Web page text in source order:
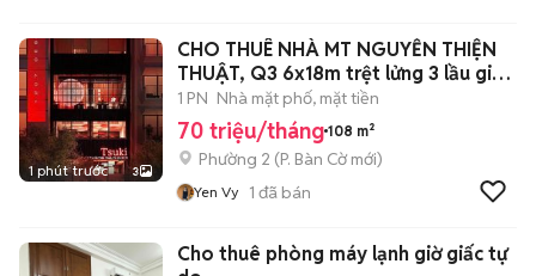
1 phút trước 3
CHO THUÊ NHÀ MT NGUYỄN THIỆN
THUẬT, Q3 6x18m trệt lửng 3 lầu giá
70tr
1 PN Nhà mặt phố, mặt tiền
70 triệu/tháng 108 m²
Phường 2 (P. Bàn Cờmới)
Yen Vy 1 đã bán
Cho thuê phòng máy lạnh giờ giấc tự